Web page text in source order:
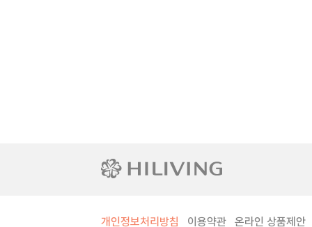
개인정보처리방침 이용약관
온라인 상품제안